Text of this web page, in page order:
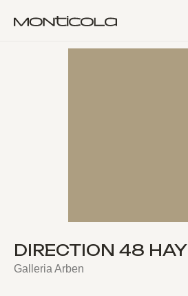
⟵ назад
DIRECTION 48 HAY
Galleria Arben